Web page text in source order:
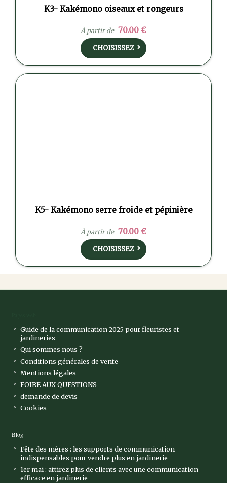
K3- Kakémono oiseaux et rongeurs
À partir de 70.00 €
CHOISISSEZ
K5- Kakémono serre froide et pépinière
À partir de 70.00 €
CHOISISSEZ
Guide de la communication 2025 pour fleuristes et
jardineries
Qui sommes nous ?
Conditions générales de vente
Mentions légales
FOIRE AUX QUESTIONS
demande de devis
Cookies
Blog
Fête des mères : les supports de communication
indispensables pour vendre plus en jardinerie
1er mai : attirez plus de clients avec une communication
efficace en jardinerie